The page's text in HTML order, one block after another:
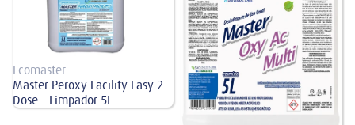
Ecomaster
Master Peroxy Facility Easy 2
Dose - Limpador 5L